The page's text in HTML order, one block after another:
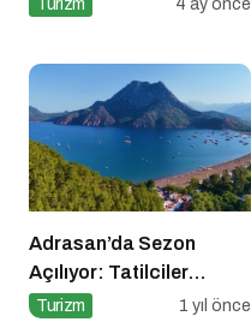
Turizm 4 ay önce
Adrasan’da Sezon
Açılıyor: Tatilciler
Doğayla İç İçe Bir Yaz
Turizm 1 yıl önce